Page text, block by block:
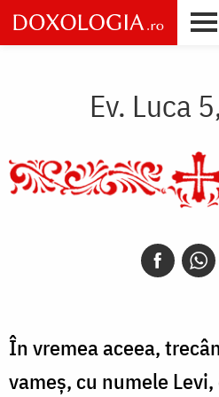
Skip
to
main
Ev. Luca
În vremea aceea,
vameș, cu numele